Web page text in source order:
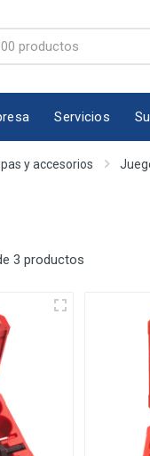
Servicios
y accesorios
3 productos